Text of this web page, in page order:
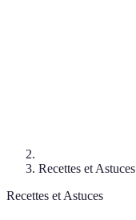
Recettes et Astuces
Recettes et Astuces